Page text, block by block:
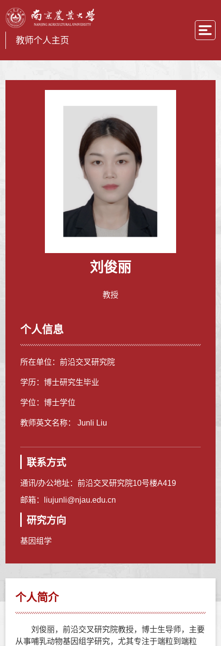
教师个人主页
刘俊丽
教授
个人信息
所在单位：前沿交叉研究院
学历：博士研究生毕业
学位：博士学位
教师英文名称： Junli Liu
联系方式
通讯/办公地址：前沿交叉研究院10号楼A419
邮箱：
liujunli@njau.edu.cn
研究方向
基因组学
个人简介
刘俊丽，前沿交叉研究院教授，博士生导师，主要
从事哺乳动物基因组学研究，尤其专注于端粒到端粒